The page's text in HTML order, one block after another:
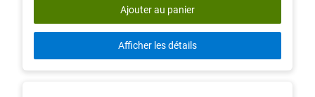
Ajouter au panier
Afficher les détails